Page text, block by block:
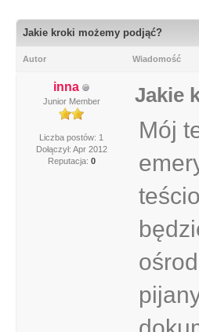
Jakie kroki możemy podjąć?
Autor Wiadomość
inna
Junior Member
Liczba postów: 1
Dołączył: Apr 2012
Reputacja: 0
Jakie
Mój